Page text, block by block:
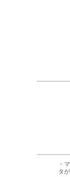
・
タ